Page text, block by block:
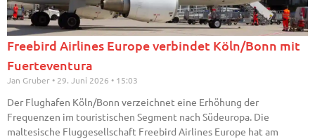
Freebird Airlines Europe verbindet Köln/Bonn mit
Fuerteventura
Jan Gruber 29. Juni 2026 15:03
Der Flughafen Köln/Bonn verzeichnet eine Erhöhung der
Frequenzen im touristischen Segment nach Südeuropa. Die
maltesische Fluggesellschaft Freebird Airlines Europe hat am